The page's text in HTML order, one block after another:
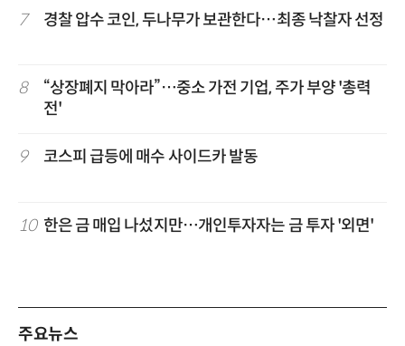
7 경찰 압수 코인, 두나무가 보관한다…최종 낙찰자 선정
8
“상장폐지 막아라”…중소 가전 기업, 주가 부양 '총력
전'
9 코스피 급등에 매수 사이드카 발동
10 한은 금 매입 나섰지만…개인투자자는 금 투자 '외면'
주요뉴스